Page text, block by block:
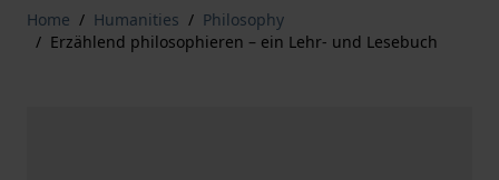
Home / Humanities / Philosophy
/ Erzählend philosophieren – ein Lehr- und Lesebuch